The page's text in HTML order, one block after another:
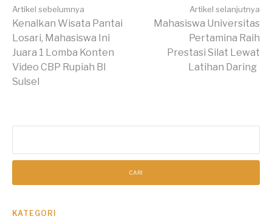
Lanjut
Membaca
Artikel sebelumnya
Kenalkan Wisata Pantai
Losari, Mahasiswa Ini
Juara 1 Lomba Konten
Video CBP Rupiah BI
Sulsel
Artikel selanjutnya
Mahasiswa Universitas
Pertamina Raih
Prestasi Silat Lewat
Latihan Daring
KATEGORI